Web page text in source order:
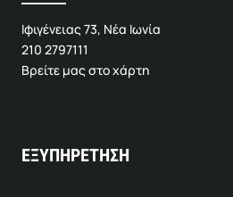
Ιφιγένειας 73, Νέα Ιωνία
210 2797111
Βρείτε μας στο χάρτη
ΕΞΥΠΗΡΕΤΗΣΗ